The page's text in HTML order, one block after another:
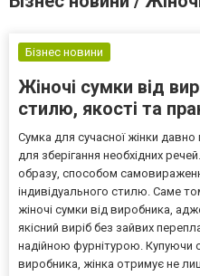
Бізнес новини
Жіночі сумки від
стилю, якості та
Сумка для сучасної жінки
для зберігання необхідних
образу, способом
індивідуального стилю. Саме
жіночі сумки від виробника,
якісний виріб без зайвих
надійною фурнітурою. Купуючи
виробника, жінка отримує не